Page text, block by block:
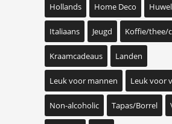
Hollands Home Deco
Italiaans Jeugd Koffie/thee/
Kraamcadeaus Landen
Leuk voor mannen Leuk voor
Non-alcoholic Tapas/Borrel